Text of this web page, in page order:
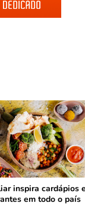
inspira cardápios
em todo o país